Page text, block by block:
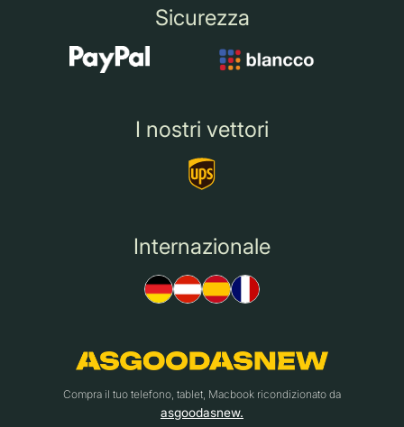
Sicurezza
I nostri vettori
Internazionale
Compra il tuo telefono, tablet, Macbook ricondizionato da
asgoodasnew.